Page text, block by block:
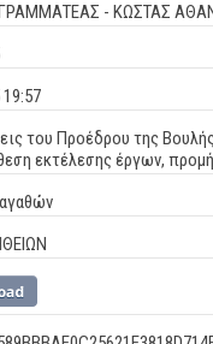
- ΚΩΣΤΑΣ
του Προέδρου της
εκτέλεσης έργων,